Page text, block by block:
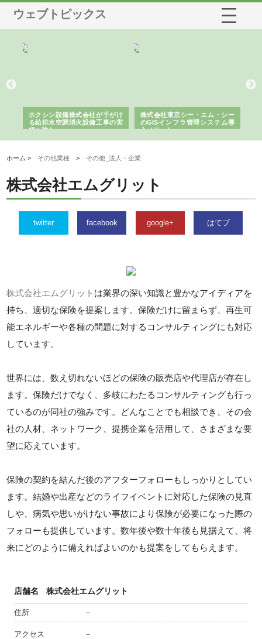
ウェブトピックス
ホクシン設備株式会社が手がけ
る給排水空調消火設備工事の実
績と強み
株式会社東京シー・エム・シー
のGISインフラ管理システム導
入メリット
ホーム > その他業種 > その他_法人・企業
株式会社エムグリット
twitter facebook google+ はてブ
株式会社エムグリット は業界の深い知識と豊かなアイディアを
持ち、適切な保険を提案します。保険だけに留まらず、再生可
能エネルギーや各種の問題に対するコンサルティングにも対応
しています。
世界には、数え切れないほどの保険の販売店や代理店が存在し
ます。保険だけでなく、多岐にわたるコンサルティングも行っ
ているのが同社の強みです。どんなことでも相談でき、その会
社の人材、ネットワーク、提携企業を活用して、さまざまな要
望に応えています。
保険の契約を結んだ後のアフターフォローもしっかりとしてい
ます。結婚や出産などのライフイベントに対応した保険の見直
しや、病気や思いがけない事故により保険が必要になった際の
フォローも提供しています。数年後や数十年後も見据えて、将
来にどのように備えればよいのかも提案をしてもらえます。
店舗名 株式会社エムグリット
住所 －
アクセス －